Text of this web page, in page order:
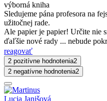
výborná kniha
Sledujeme pána profesora na
užitočnej rade.
Ale papier je papier! Určite nie
ďaľšie nové rady ... nebude
reagovať
2 pozitívne hodnotenia2
2 negatívne hodnotenia2
Lucia Janišová